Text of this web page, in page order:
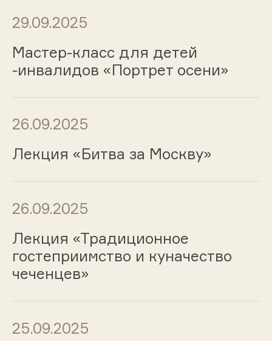
29.09.2025
Мастер-класс для детей
-инвалидов «Портрет осени»
26.09.2025
Лекция «Битва за Москву»
26.09.2025
Лекция «Традиционное
гостеприимство и куначество
чеченцев»
25.09.2025